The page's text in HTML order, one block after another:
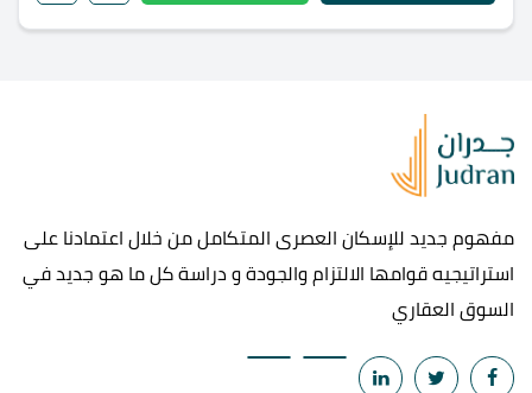
مفهوم جديد للإسكان العصرى المتكامل من خلال اعتمادنا على
استراتيجيه قوامها الالتزام والجودة و دراسة كل ما هو جديد في
السوق العقاري